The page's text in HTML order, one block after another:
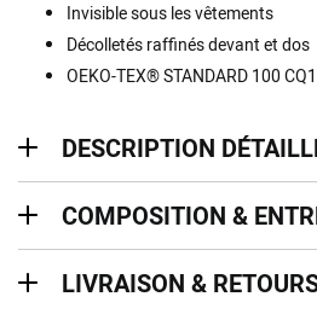
Invisible sous les vêtements
Décolletés raffinés devant et dos
OEKO-TEX® STANDARD 100
DESCRIPTION
COMPOSITION &
LIVRAISON &